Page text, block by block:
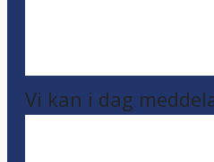
Vi kan i dag